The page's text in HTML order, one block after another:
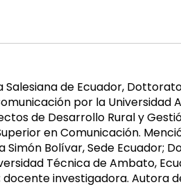
de Ecuador,
por la Universidad
de Desarrollo Rural y
en Comunicación.
Bolívar, Sede Ecuador;
Técnica de Ambato,
investigadora. Autora